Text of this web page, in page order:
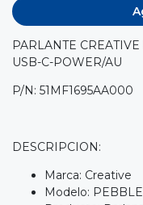
PARLANTE
USB-C-POWER/AU
P/N: 51MF1695AA000
DESCRIPCION:
Marca: Creative
Modelo: